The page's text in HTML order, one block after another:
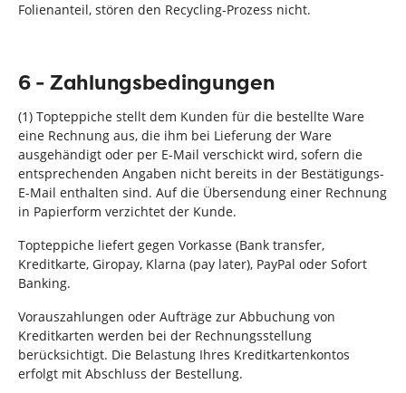
Folienanteil, stören den Recycling-Prozess nicht.
6 - Zahlungsbedingungen
(1) Topteppiche stellt dem Kunden für die bestellte Ware
eine Rechnung aus, die ihm bei Lieferung der Ware
ausgehändigt oder per E-Mail verschickt wird, sofern die
entsprechenden Angaben nicht bereits in der Bestätigungs-
E-Mail enthalten sind. Auf die Übersendung einer Rechnung
in Papierform verzichtet der Kunde.
Topteppiche liefert gegen Vorkasse (Bank transfer,
Kreditkarte, Giropay, Klarna (pay later), PayPal oder Sofort
Banking.
Vorauszahlungen oder Aufträge zur Abbuchung von
Kreditkarten werden bei der Rechnungsstellung
berücksichtigt. Die Belastung Ihres Kreditkartenkontos
erfolgt mit Abschluss der Bestellung.